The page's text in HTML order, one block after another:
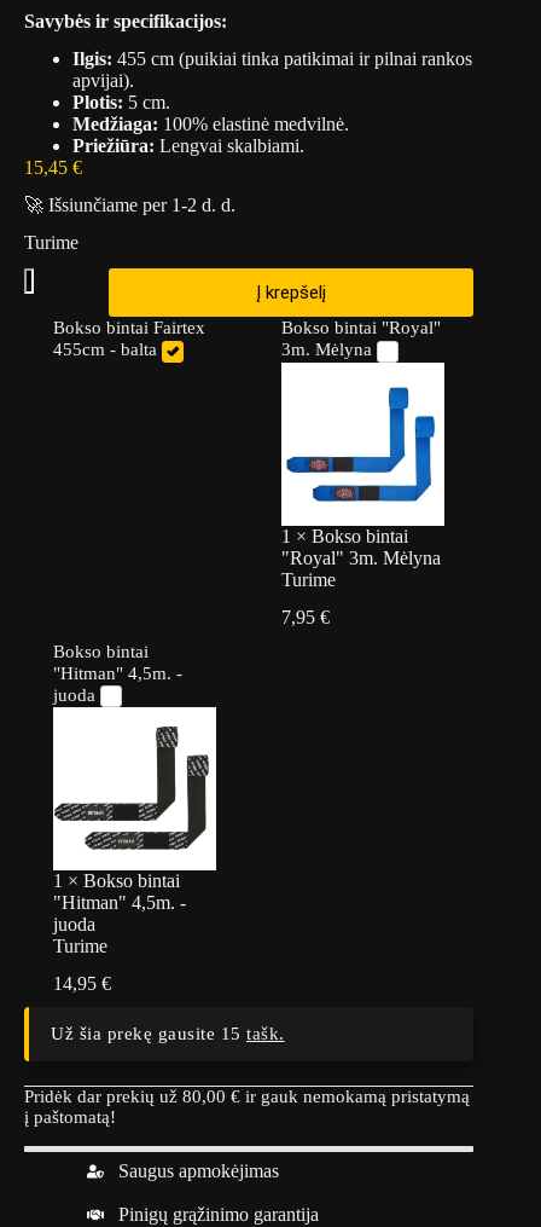
Savybės ir specifikacijos:
Ilgis: 455 cm (puikiai tinka patikimai ir pilnai rankos
apvijai).
Plotis: 5 cm.
Medžiaga: 100% elastinė medvilnė.
Priežiūra: Lengvai skalbiami.
15,45 €
🚀 Išsiunčiame per 1-2 d. d.
Turime
Į krepšelį
Bokso bintai Fairtex
455cm - balta
Bokso bintai "Royal"
3m. Mėlyna
1 × Bokso bintai
"Royal" 3m. Mėlyna
Turime
7,95 €
Bokso bintai
"Hitman" 4,5m. -
juoda
1 ×Bokso bintai
"Hitman" 4,5m. -
juoda
Turime
14,95€
Už šia prekę gausite 15 tašk.
Pridėk dar prekių už 80,00 € ir gauk nemokamą pristatymą
į paštomatą!
Saugus apmokėjimas
Pinigų grąžinimo garantija